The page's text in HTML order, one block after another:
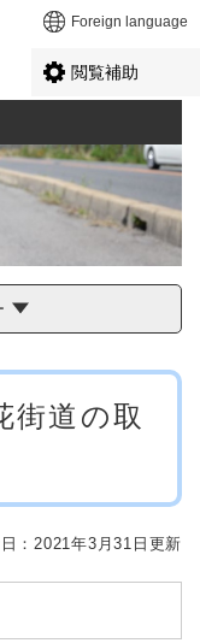
へ Foreign language
閲覧補助
街道の取
：2021年3月31日更新